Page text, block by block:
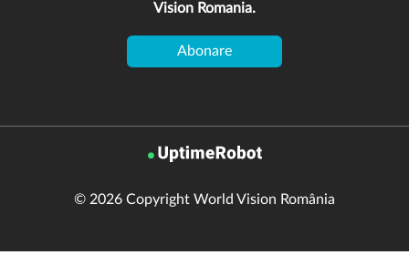
Vision Romania.
© 2026 Copyright World Vision România